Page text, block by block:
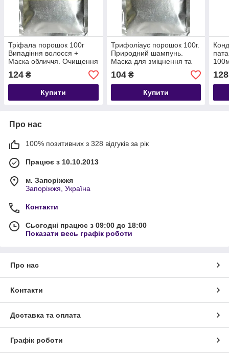
Тріфала порошок 100г
Випадіння волосся +
Маска обличчя. Очищення
01/2027
124 ₴
Купити
Трифоліаус порошок 100г.
Природний шампунь.
Маска для зміцнення та
Термін до 01/2027
104₴
Купити
06/
128
Про нас
100% позитивних з 328 відгуків за рік
Працює з 10.10.2013
м. Запоріжжя
Запоріжжя, Україна
Контакти
Сьогодні працює з 09:00 до 18:00
Показати весь графік роботи
Про нас
Контакти
Доставка та оплата
Графік роботи